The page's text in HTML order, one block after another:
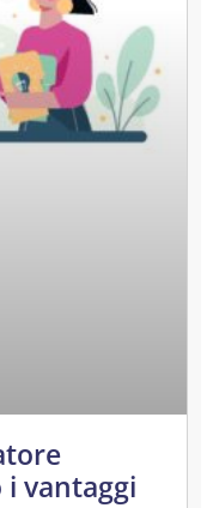
vantaggi